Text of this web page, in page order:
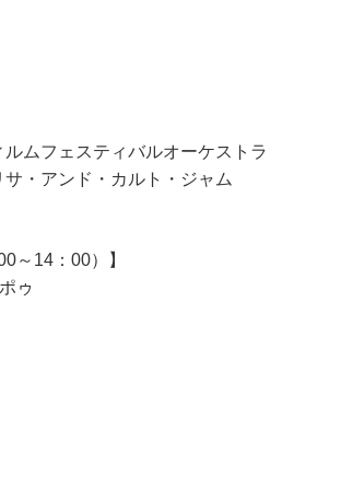
フェスティバルオーケストラ
・アンド・カルト・ジャム
～14：00）】
ゥ